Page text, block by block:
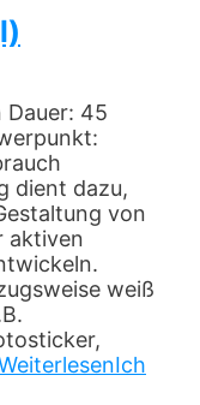
Dauer: 45
dient dazu,
von
aktiven
weiß
Ich